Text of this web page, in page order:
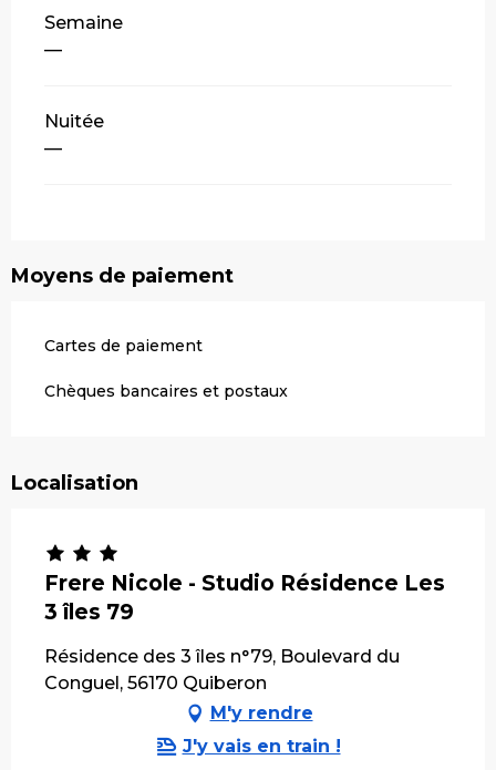
Tarifs 2026
Semaine
—
Nuitée
—
Moyens de paiement
Cartes de paiement
Chèques bancaires et postaux
Localisation
Frere Nicole - Studio Résidence Les
3 îles 79
Résidence des 3 îles n°79, Boulevard du
Conguel, 56170 Quiberon
M'y rendre
J'y vais en train !